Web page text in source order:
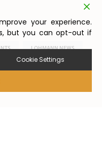
LOHMANN NEWS
your experience.
but you can opt-out if
Cookie Settings